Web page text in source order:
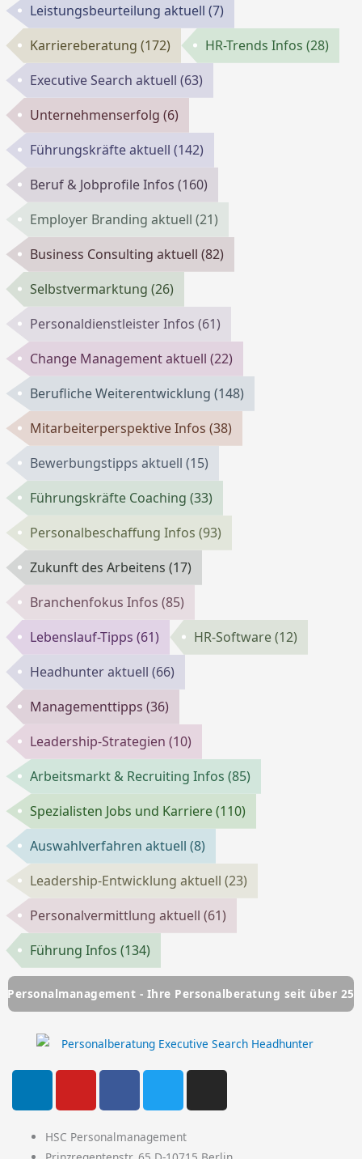
Leistungsbeurteilung aktuell(7)
Karriereberatung(172) HR-Trends Infos(28)
Executive Search aktuell(63)
Unternehmenserfolg(6)
Führungskräfte aktuell(142)
Beruf & Jobprofile Infos(160)
Employer Branding aktuell(21)
Business Consulting aktuell(82)
Selbstvermarktung(26)
Personaldienstleister Infos(61)
Change Management aktuell(22)
Berufliche Weiterentwicklung(148)
Mitarbeiterperspektive Infos(38)
Bewerbungstipps aktuell(15)
Führungskräfte Coaching(33)
Personalbeschaffung Infos(93)
Zukunft des Arbeitens(17)
Branchenfokus Infos(85)
Lebenslauf-Tipps(61) HR-Software(12)
Headhunter aktuell(66)
Managementtipps(36)
Leadership-Strategien(10)
Arbeitsmarkt & Recruiting Infos(85)
Spezialisten Jobs und Karriere(110)
Auswahlverfahren aktuell(8)
Leadership-Entwicklung aktuell(23)
Personalvermittlung aktuell(61)
Führung Infos(134)
- Ihre Personalberatung seit über 25 Jahren
L
n
k
Y
u
t
F
c
e
T
i
t
I
s
HSC Personalmanagement